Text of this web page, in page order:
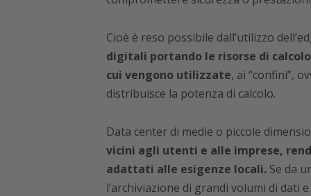
Cioè è reso possibile dall’utilizzo
digitali portando le risorse di
cui vengono utilizzate, ai “confini”,
distribuisce la potenza di calcolo.
Data center di medie o piccole
vicini agli utenti e alle imprese,
adattati alle esigenze locali.Se da
l’archiviazione di grandi volumi di dati